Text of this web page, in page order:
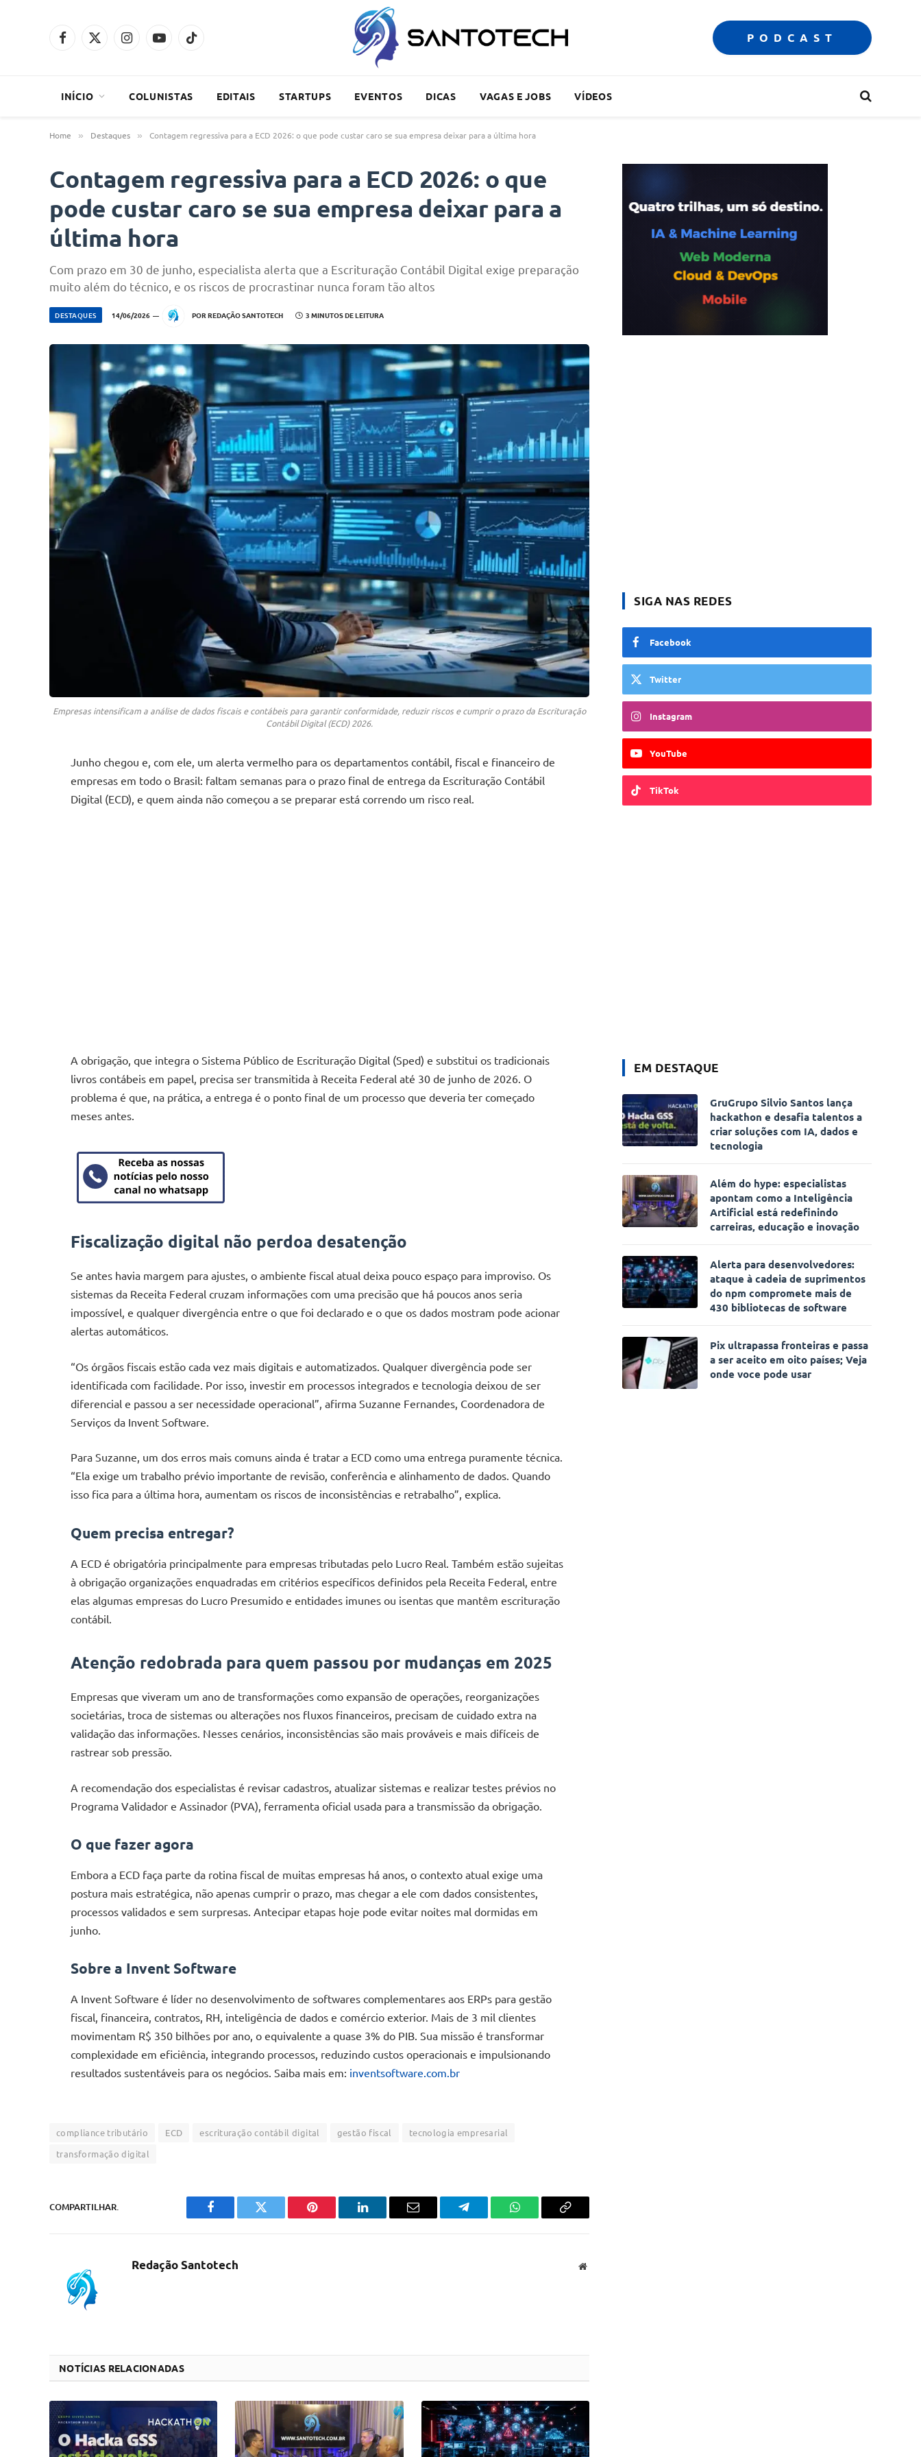
Facebook
X
InstagramYouTubeTikTok PODCAST
INÍCIO COLUNISTAS EDITAIS STARTUPS EVENTOS DICAS VAGAS E JOBS VÍDEOS
Home » Destaques » Contagem regressiva para a ECD 2026: o que pode custar caro se sua empresa deixar para a última hora
Contagem regressiva para a ECD 2026: o que
pode custar caro se sua empresa deixar para a
última hora
Com prazo em 30 de junho, especialista alerta que a Escrituração Contábil Digital exige preparação
muito além do técnico, e os riscos de procrastinar nunca foram tão altos
DESTAQUES 14/06/2026 POR REDAÇÃO SANTOTECH 3 MINUTOS DE LEITURA
Empresas intensificam a análise de dados fiscais e contábeis para garantir conformidade, reduzir riscos e cumprir o prazo da Escrituração
Contábil Digital (ECD) 2026.
Junho chegou e, com ele, um alerta vermelho para os departamentos contábil, fiscal e financeiro de
empresas em todo o Brasil: faltam semanas para o prazo final de entrega da Escrituração Contábil
Digital (ECD), e quem ainda não começou a se preparar está correndo um risco real.
A obrigação, que integra o Sistema Público de Escrituração Digital (Sped) e substitui os tradicionais
livros contábeis em papel, precisa ser transmitida à Receita Federal até 30 de junho de 2026. O
problema é que, na prática, a entrega é o ponto final de um processo que deveria ter começado
meses antes.
Fiscalização digital não perdoa desatenção
Se antes havia margem para ajustes, o ambiente fiscal atual deixa pouco espaço para improviso. Os
sistemas da Receita Federal cruzam informações com uma precisão que há poucos anos seria
impossível, e qualquer divergência entre o que foi declarado e o que os dados mostram pode acionar
alertas automáticos.
“Os órgãos fiscais estão cada vez mais digitais e automatizados. Qualquer divergência pode ser
identificada com facilidade. Por isso, investir em processos integrados e tecnologia deixou de ser
diferencial e passou a ser necessidade operacional”, afirma Suzanne Fernandes, Coordenadora de
Serviços da Invent Software.
Para Suzanne, um dos erros mais comuns ainda é tratar a ECD como uma entrega puramente técnica.
“Ela exige um trabalho prévio importante de revisão, conferência e alinhamento de dados. Quando
isso fica para a última hora, aumentam os riscos de inconsistências e retrabalho”, explica.
Quem precisa entregar?
A ECD é obrigatória principalmente para empresas tributadas pelo Lucro Real. Também estão sujeitas
à obrigação organizações enquadradas em critérios específicos definidos pela Receita Federal, entre
elas algumas empresas do Lucro Presumido e entidades imunes ou isentas que mantêm escrituração
contábil.
Atenção redobrada para quem passou por mudanças em 2025
Empresas que viveram um ano de transformações como expansão de operações, reorganizações
societárias, troca de sistemas ou alterações nos fluxos financeiros, precisam de cuidado extra na
validação das informações. Nesses cenários, inconsistências são mais prováveis e mais difíceis de
rastrear sob pressão.
A recomendação dos especialistas é revisar cadastros, atualizar sistemas e realizar testes prévios no
Programa Validador e Assinador (PVA), ferramenta oficial usada para a transmissão da obrigação.
O que fazer agora
Embora a ECD faça parte da rotina fiscal de muitas empresas há anos, o contexto atual exige uma
postura mais estratégica, não apenas cumprir o prazo, mas chegar a ele com dados consistentes,
processos validados e sem surpresas. Antecipar etapas hoje pode evitar noites mal dormidas em
junho.
Sobre a Invent Software
A Invent Software é líder no desenvolvimento de softwares complementares aos ERPs para gestão
fiscal, financeira, contratos, RH, inteligência de dados e comércio exterior. Mais de 3 mil clientes
movimentam R$ 350 bilhões por ano, o equivalente a quase 3% do PIB. Sua missão é transformar
complexidade em eficiência, integrando processos, reduzindo custos operacionais e impulsionando
resultados sustentáveis para os negócios. Saiba mais em: inventsoftware.com.br
compliance tributário ECD escrituração contábil digital gestão fiscal
tecnologia empresarial
transformação digital
COMPARTILHAR.
Facebook Twitter Pinterest LinkedIn Email Telegram WhatsAppCopiar
Redação Santotech Website
NOTÍCIAS RELACIONADAS
SIGA NAS REDES
Facebook
Twitter
Instagram
YouTube
TikTok
EM DESTAQUE
GruGrupo Silvio Santos lança
hackathon e desafia talentos a
criar soluções com IA, dados e
tecnologia
Além do hype: especialistas
apontam como a Inteligência
Artificial está redefinindo
carreiras, educação e inovação
Alerta para desenvolvedores:
ataque à cadeia de suprimentos
do npm compromete mais de
430 bibliotecas de software
Pix ultrapassa fronteiras e passa
a ser aceito em oito países; Veja
onde voce pode usar